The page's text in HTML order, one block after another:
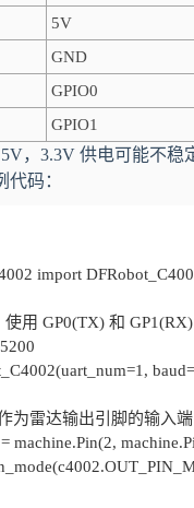
5V
GND
GPIO0
GPIO1
，3.3V 供电可能不稳
代码：
# 初始化 UART，使用 GP0(TX) 和 GP1(RX)
# 初始化 GPIO2 作为雷达输出引脚的输入端